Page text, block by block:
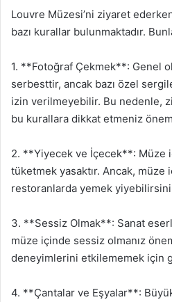
Louvre Müzesi’ni ziyaret
bazı kurallar bulunmaktadır.
1. **Fotoğraf Çekmek**: Genel
serbesttir, ancak bazı özel
izin verilmeyebilir. Bu nedenle,
bu kurallara dikkat etmeniz
2. **Yiyecek ve İçecek**: Müze
tüketmek yasaktır. Ancak, müze
restoranlarda yemek
3. **Sessiz Olmak**: Sanat
müze içinde sessiz olmanız
deneyimlerini etkilememek için
4. **Çantalar ve Eşyalar**: